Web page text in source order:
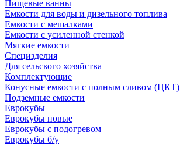
Пищевые ванны
Емкости для воды и дизельного топлива
Емкости с мешалками
Емкости с усиленной стенкой
Мягкие емкости
Специзделия
Для сельского хозяйства
Комплектующие
Конусные емкости с полным сливом (ЦКТ)
Подземные емкости
Еврокубы
Еврокубы новые
Еврокубы с подогревом
Еврокубы б/у